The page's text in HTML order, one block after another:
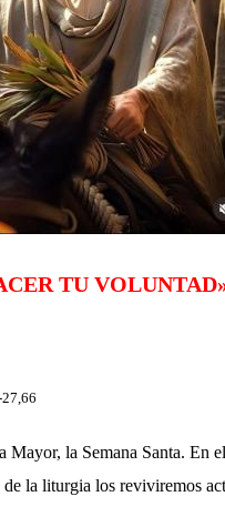
TU
la Semana Santa. En
la liturgia los reviviremos